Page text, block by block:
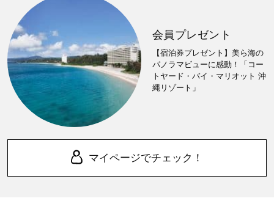
会員プレゼント
【宿泊券プレゼント】美ら海の
パノラマビューに感動！「コー
トヤード・バイ・マリオット 沖
縄リゾート」
マイページでチェック！